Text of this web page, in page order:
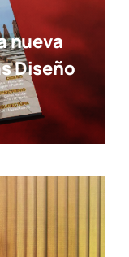
nueva
Diseño